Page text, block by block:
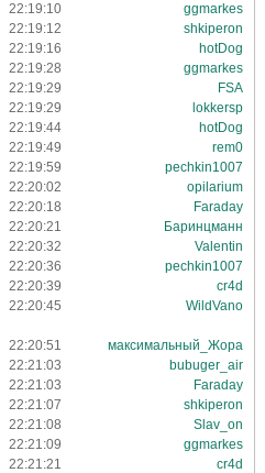
22:19:10
ggmarkes
22:19:12
shkiperon
22:19:16
hotDog
22:19:28
ggmarkes
22:19:29
FSA
22:19:29
lokkersp
22:19:44
hotDog
22:19:49
rem0
22:19:59
pechkin1007
22:20:02
opilarium
22:20:18
Faraday
22:20:21
Баринцманн
22:20:32
Valentin
22:20:36
pechkin1007
22:20:39
cr4d
22:20:45
WildVano
22:20:51
максимальный_Жора
22:21:03
bubuger_air
22:21:03
Faraday
22:21:07
shkiperon
22:21:08
Slav_on
22:21:09
ggmarkes
22:21:21
cr4d